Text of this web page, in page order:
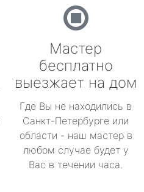
Мастер
бесплатно
выезжает на дом
Где Вы не находились в
Санкт-Петербурге или
области - наш мастер в
любом случае будет у
Вас в течении часа.